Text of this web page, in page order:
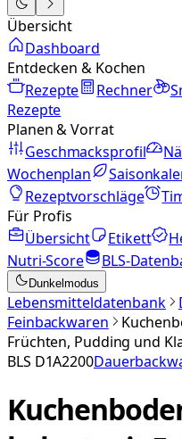
Übersicht
Dashboard
Entdecken & Kochen
Rezepte
Rechner
Rezepte
Planen & Vorrat
Geschmacksprofil
Wochenplan
Rezeptvorschläge
Für Profis
Übersicht
Etikett
Nutri-Score
BLS-
Dunkelmodus
Lebensmitteldatenbank
Feinbackwaren
Früchten, Pudding und
BLS D1A2200